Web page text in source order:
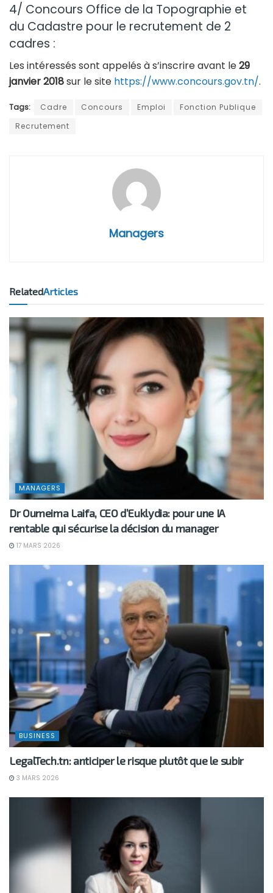
4/ Concours Office de la Topographie et
du Cadastre pour le recrutement de 2
cadres :
Les intéressés sont appelés à s’inscrire avant le29
janvier 2018sur le site https://www.concours.gov.tn/.
Tags: Cadre Concours Emploi
Fonction Publique
Recrutement
Managers
RelatedArticles
MANAGERS
Dr Oumeima Laifa, CEO d’Euklydia: pour une IA
rentable qui sécurise la décision du manager
17 MARS 2026
BUSINESS
LegalTech.tn: anticiper le risque plutôt que le subir
3 MARS 2026